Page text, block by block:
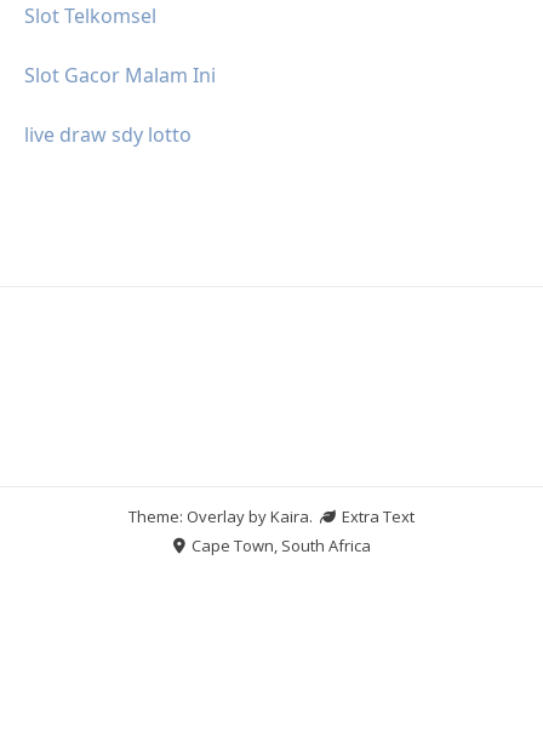
Slot Telkomsel
Slot Gacor Malam Ini
live draw sdy lotto
Theme: Overlay byKaira.
Extra Text
Cape Town, South Africa